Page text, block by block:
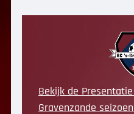
Bekijk de
Gravenzande